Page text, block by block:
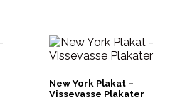
New York Plakat –
Vissevasse Plakater